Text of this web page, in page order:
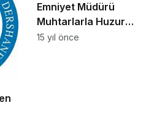
Emniyet Müdürü
Muhtarlarla Huzur
Toplantısında Buluştu
15 yıl önce